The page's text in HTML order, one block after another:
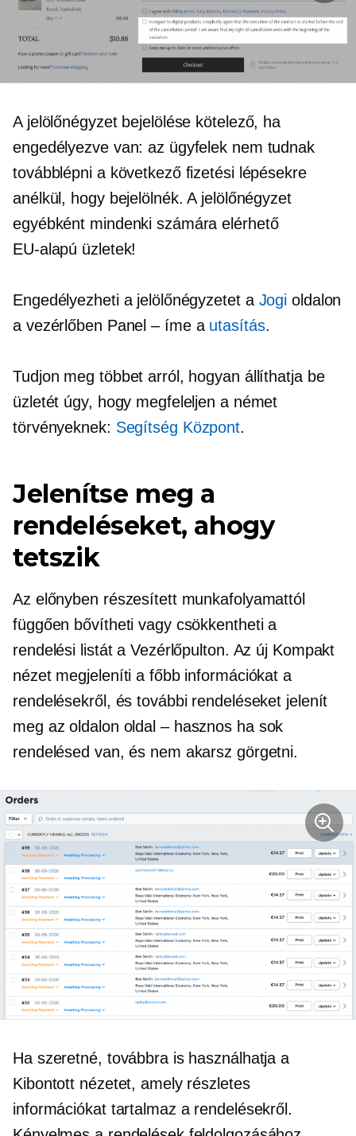
A jelölőnégyzet bejelölése kötelező, ha
engedélyezve van: az ügyfelek nem tudnak
továbblépni a következő fizetési lépésekre
anélkül, hogy bejelölnék. A jelölőnégyzet
egyébként mindenki számára elérhető
EU-alapú üzletek!
Engedélyezheti a jelölőnégyzetet a Jogi oldalon
a vezérlőben Panel – ímea utasítás.
Tudjon meg többet arról, hogyan állíthatja be
üzletét úgy, hogy megfeleljen a német
törvényeknek: Segítség Központ.
Jelenítse meg a
rendeléseket, ahogy
tetszik
Az előnyben részesített munkafolyamattól
függően bővítheti vagy csökkentheti a
rendelési listát a Vezérlőpulton. Az új Kompakt
nézet megjeleníti a főbb információkat a
rendelésekről, és további rendeléseket jelenít
meg az oldalon oldal – hasznos ha sok
rendelésed van, és nem akarsz görgetni.
Ha szeretné, továbbra is használhatja a
Kibontott nézetet, amely részletes
információkat tartalmaz a rendelésekről.